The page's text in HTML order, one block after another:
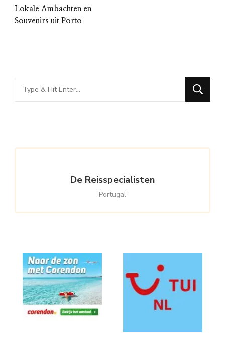
Lokale Ambachten en
Souvenirs uit Porto
Looking
for
De Reisspecialisten
Portugal